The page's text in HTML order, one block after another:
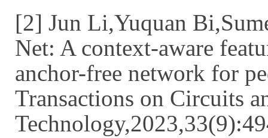
[2] Jun Li,Yuquan
Net: A context-aware
anchor-free network for
Transactions on Circuits